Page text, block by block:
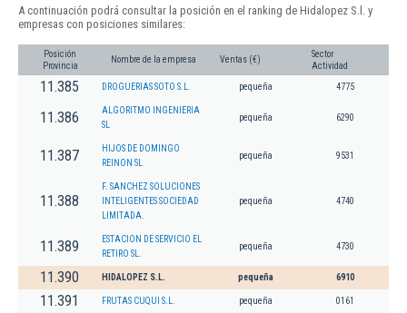
A continuación podrá consultar la posición en el ranking de Hidalopez S.l. y
empresas con posiciones similares:
Posición
Provincia
Nombre de la empresa Ventas (€)
Sector
Actividad
11.385 DROGUERIAS SOTO S.L. pequeña 4775
11.386
ALGORITMO INGENIERIA
SL
pequeña 6290
11.387
HIJOS DE DOMINGO
REINON SL
pequeña 9531
11.388
F. SANCHEZ SOLUCIONES
INTELIGENTES SOCIEDAD
LIMITADA.
pequeña 4740
11.389
ESTACION DE SERVICIO EL
RETIRO SL.
pequeña 4730
11.390 HIDALOPEZ S.L. pequeña 6910
11.391 FRUTAS CUQUI S.L. pequeña 0161